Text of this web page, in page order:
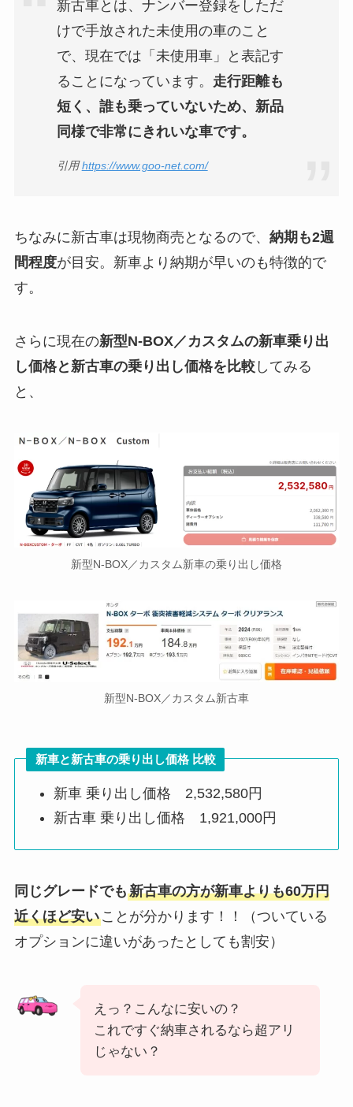
新古車とは、ナンバー登録をしただ
けで手放された未使用の車のこと
で、現在では「未使用車」と表記す
ることになっています。 走行距離も
短く、誰も乗っていないため、新品
同様で非常にきれいな車です。
引用https://www.goo-net.com/
ちなみに新古車は現物商売となるので、 納期も2週
間程度が目安。新車より納期が早いのも特徴的で
す。
さらに現在の新型N-BOX／カスタムの新車乗り出
し価格と新古車の乗り出し価格を比較してみる
と、
新型N-BOX／カスタム新車の乗り出し価格
新型N-BOX／カスタム新古車
新車と新古車の乗り出し価格 比較
新車 乗り出し価格 2,532,580円
新古車 乗り出し価格 1,921,000円
同じグレードでも新古車の方が新車よりも60万円
近くほど安いことが分かります！！（ついている
オプションに違いがあったとしても割安）
えっ？こんなに安いの？
これですぐ納車されるなら超アリ
じゃない？